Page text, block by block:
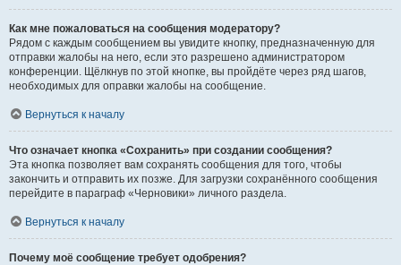
Как мне пожаловаться на сообщения модератору?
Рядом с каждым сообщением вы увидите кнопку, предназначенную для
отправки жалобы на него, если это разрешено администратором
конференции. Щёлкнув по этой кнопке, вы пройдёте через ряд шагов,
необходимых для оправки жалобы на сообщение.
Вернуться к началу
Что означает кнопка «Сохранить» при создании сообщения?
Эта кнопка позволяет вам сохранять сообщения для того, чтобы
закончить и отправить их позже. Для загрузки сохранённого сообщения
перейдите в параграф «Черновики» личного раздела.
Вернуться к началу
Почему моё сообщение требует одобрения?